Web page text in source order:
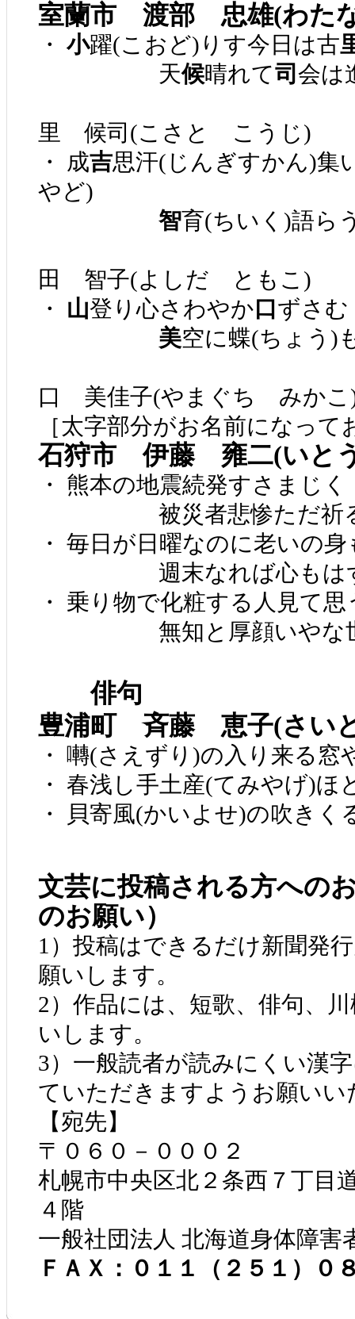
室蘭市 渡部 忠雄(わた
・ 小躍(こおど)りす今日は古
天候晴れて司 会は
里 候司(こさと こうじ)
・ 成吉思汗(じんぎすかん)集
やど)
智育(ちいく)語ら
田 智子(よしだ ともこ)
・ 山登り心さわやか口ずさむ
美空に蝶(ちょう)
口 美佳子(やまぐち みかこ
［太字部分がお名前になって
石狩市 伊藤 雍二(いと
・ 熊本の地震続発すさまじく
被災者悲惨ただ祈る
・ 毎日が日曜なのに老いの身
週末なれば心もは
・ 乗り物で化粧する人見て思
無知と厚顔いやな世
俳句
豊浦町 斉藤 恵子(さい
・ 囀(さえずり)の入り来る窓
・ 春浅し手土産(てみやげ)ほ
・ 貝寄風(かいよせ)の吹きく
文芸に投稿される方への
のお願い）
1）投稿はできるだけ新聞発
願いします。
2）作品には、短歌、俳句、
いします。
3）一般読者が読みにくい漢
ていただきますようお願いい
【宛先】
〒０６０－０００２
札幌市中央区北２条西７丁目
４階
一般社団法人 北海道身体障
ＦＡＸ：０１１（２５１）０